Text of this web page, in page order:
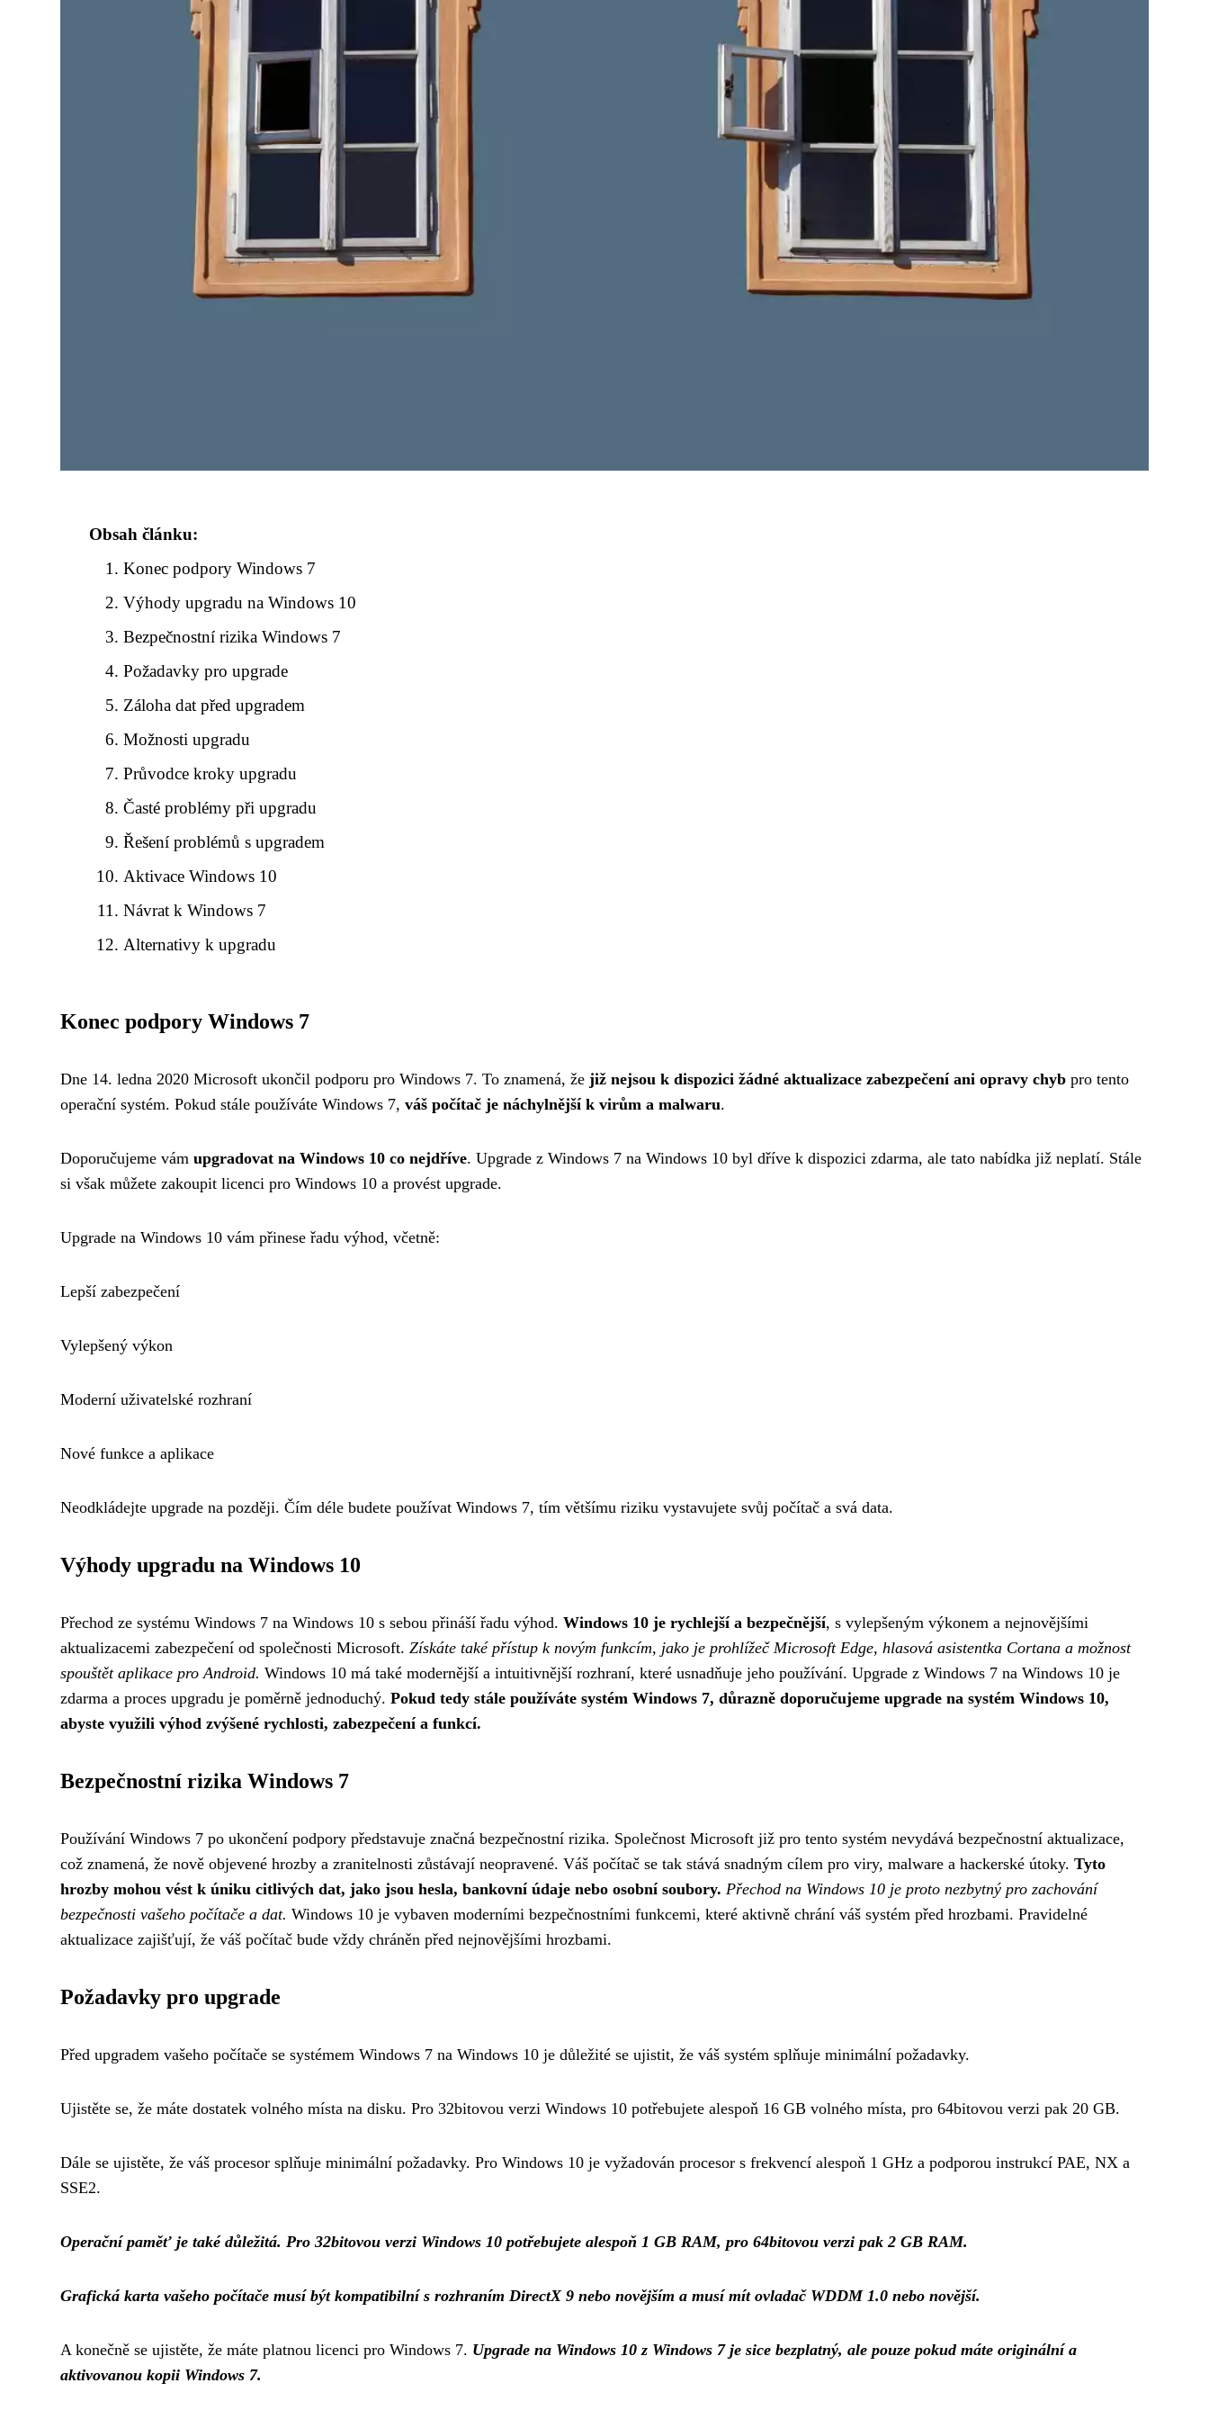
Obsah článku:
Konec podpory Windows 7
Výhody upgradu na Windows 10
Bezpečnostní rizika Windows 7
Požadavky pro upgrade
Záloha dat před upgradem
Možnosti upgradu
Průvodce kroky upgradu
Časté problémy při upgradu
Řešení problémů s upgradem
Aktivace Windows 10
Návrat k Windows 7
Alternativy k upgradu
Konec podpory Windows 7
Dne 14. ledna 2020 Microsoft ukončil podporu pro Windows 7. To znamená, že již nejsou k dispozici žádné aktualizace zabezpečení ani opravy chyb pro tento
operační systém. Pokud stále používáte Windows 7, váš počítač je náchylnější k virům a malwaru.
Doporučujeme vám upgradovat na Windows 10 co nejdříve. Upgrade z Windows 7 na Windows 10 byl dříve k dispozici zdarma, ale tato nabídka již neplatí. Stále
si však můžete zakoupit licenci pro Windows 10 a provést upgrade.
Upgrade na Windows 10 vám přinese řadu výhod, včetně:
Lepší zabezpečení
Vylepšený výkon
Moderní uživatelské rozhraní
Nové funkce a aplikace
Neodkládejte upgrade na později. Čím déle budete používat Windows 7, tím většímu riziku vystavujete svůj počítač a svá data.
Výhody upgradu na Windows 10
Přechod ze systému Windows 7 na Windows 10 s sebou přináší řadu výhod. Windows 10 je rychlejší a bezpečnější, s vylepšeným výkonem a nejnovějšími
aktualizacemi zabezpečení od společnosti Microsoft. Získáte také přístup k novým funkcím, jako je prohlížeč Microsoft Edge, hlasová asistentka Cortana a možnost
spouštět aplikace pro Android. Windows 10 má také modernější a intuitivnější rozhraní, které usnadňuje jeho používání. Upgrade z Windows 7 na Windows 10 je
zdarma a proces upgradu je poměrně jednoduchý. Pokud tedy stále používáte systém Windows 7, důrazně doporučujeme upgrade na systém Windows 10,
abyste využili výhod zvýšené rychlosti, zabezpečení a funkcí.
Bezpečnostní rizika Windows 7
Používání Windows 7 po ukončení podpory představuje značná bezpečnostní rizika. Společnost Microsoft již pro tento systém nevydává bezpečnostní aktualizace,
což znamená, že nově objevené hrozby a zranitelnosti zůstávají neopravené. Váš počítač se tak stává snadným cílem pro viry, malware a hackerské útoky. Tyto
hrozby mohou vést k úniku citlivých dat, jako jsou hesla, bankovní údaje nebo osobní soubory. Přechod na Windows 10 je proto nezbytný pro zachování
bezpečnosti vašeho počítače a dat. Windows 10 je vybaven moderními bezpečnostními funkcemi, které aktivně chrání váš systém před hrozbami. Pravidelné
aktualizace zajišťují, že váš počítač bude vždy chráněn před nejnovějšími hrozbami.
Požadavky pro upgrade
Před upgradem vašeho počítače se systémem Windows 7 na Windows 10 je důležité se ujistit, že váš systém splňuje minimální požadavky.
Ujistěte se, že máte dostatek volného místa na disku. Pro 32bitovou verzi Windows 10 potřebujete alespoň 16 GB volného místa, pro 64bitovou verzi pak 20 GB.
Dále se ujistěte, že váš procesor splňuje minimální požadavky. Pro Windows 10 je vyžadován procesor s frekvencí alespoň 1 GHz a podporou instrukcí PAE, NX a
SSE2.
Operační paměť je také důležitá. Pro 32bitovou verzi Windows 10 potřebujete alespoň 1 GB RAM, pro 64bitovou verzi pak 2 GB RAM.
Grafická karta vašeho počítače musí být kompatibilní s rozhraním DirectX 9 nebo novějším a musí mít ovladač WDDM 1.0 nebo novější.
A konečně se ujistěte, že máte platnou licenci pro Windows 7. Upgrade na Windows 10 z Windows 7 je sice bezplatný, ale pouze pokud máte originální a
aktivovanou kopii Windows 7.